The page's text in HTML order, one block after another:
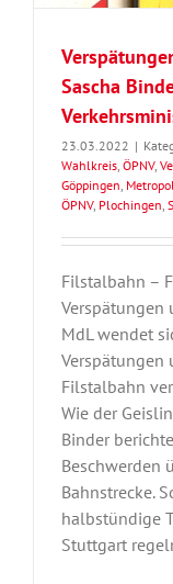
Sascha
23.03.2022 |
Wahlkreis ÖPNV,
Göppingen
ÖPNV, Plochingen
Filstalbahn –
Verspätungen
MdL wendet
Verspätungen
Filstalbahn
Wie der
Binder
Beschwerden
Bahnstrecke.
halbstündige
Stuttgart